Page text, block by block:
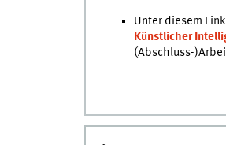
Unter diesem
Künstlicher
(Abschluss-